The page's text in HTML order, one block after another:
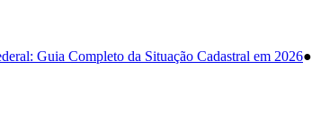
Guia Completo da Situação Cadastral em 2026●